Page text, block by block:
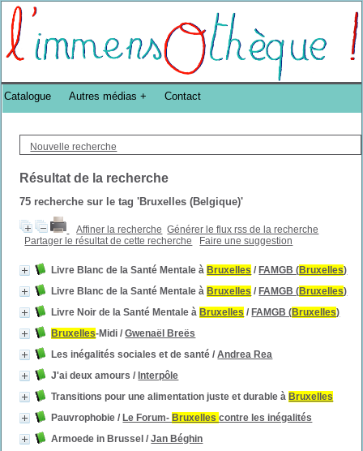
Bibliothèque DoucheFLUX Bibliotheek -->
Nouvelle recherche
Résultat de la recherche
75 recherche sur le tag'Bruxelles (Belgique)'
Affiner la recherche Générer le flux rss de la recherche
Partager le résultat de cette recherche
Faire une suggestion
Livre Blanc de la Santé Mentale à Bruxelles / FAMGB (Bruxelles)
Livre Blanc de la Santé Mentale à Bruxelles / FAMGB (Bruxelles)
Livre Noir de la Santé Mentale à Bruxelles / FAMGB (Bruxelles)
Bruxelles-Midi /Gwenaël Breës
Les inégalités sociales et de santé /Andrea Rea
J'ai deux amours / Interpôle
Transitions pour une alimentation juste et durable à Bruxelles
Pauvrophobie / Le Forum- Bruxellescontre les inégalités
Armoede in Brussel /Jan Béghin
Catalogue Autres médias Contact